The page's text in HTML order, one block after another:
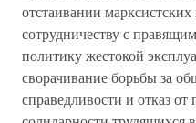
отстаивании
сотрудничеству с
политику жестокой
сворачивание борьбы за
справедливости и отказ